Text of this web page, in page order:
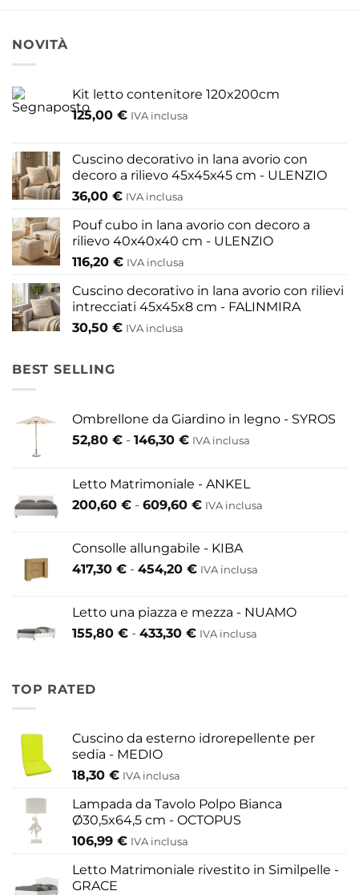
opzioni
essere
nella
pagina
del
prodotto
NOVITÀ
Kit letto contenitore 120x200cm
125,00 € IVA inclusa
Cuscino decorativo in lana avorio con
decoro a rilievo 45x45x45 cm - ULENZIO
36,00 € IVA inclusa
Pouf cubo in lana avorio con decoro a
rilievo 40x40x40 cm - ULENZIO
116,20 € IVA inclusa
Cuscino decorativo in lana avorio con rilievi
intrecciati 45x45x8 cm - FALINMIRA
30,50 € IVA inclusa
BEST SELLING
Ombrellone da Giardino in legno - SYROS
52,80 € - 146,30 €Fascia
da
52,80 €
146,30 €
IVA inclusa
Letto Matrimoniale - ANKEL
200,60 € - 609,60 €Fascia
da
200,60 €
609,60 €
IVA inclusa
Consolle allungabile - KIBA
417,30 € - 454,20 €Fascia
da
417,30 €
IVA inclusa
Letto una piazza e mezza - NUAMO
155,80 € - 433,30 €Fascia
433,30 €
IVA inclusa
TOP RATED
Cuscino da esterno idrorepellente per
sedia - MEDIO
18,30 € IVA inclusa
Lampada da Tavolo Polpo Bianca
Ø30,5x64,5 cm - OCTOPUS
106,99 € IVA inclusa
Letto Matrimoniale rivestito in Similpelle -
GRACE